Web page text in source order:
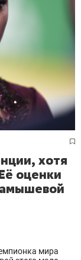
хотя
оценки